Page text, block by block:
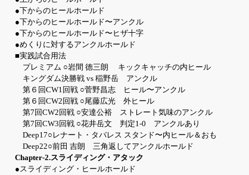
●下からのヒールホールド
●下からのヒールホールド〜アンクル
●下からのヒールホールド〜ヒザ十字
●めくりに対するアンクルホールド
■実践試合用法
プレミアム ○岩間 徳三朗 キックキャッチの内ヒール
キングダム決勝戦 vs 稲野岳 アンクル
第６回CW1回戦 ○菅野昌志 ヒール〜アンクル
第６回CW2回戦 ○尾藤広光 外ヒール
第7回CW2回戦 ○安達公裕 ストレート気味のアンクル
第7回CW3回戦 ○花井岳文 判定1-0 アンクルあり
Deep17○レナート・タバレス スタンド〜内ヒール＆おも
Deep22○前田 吉朗 三角返してアンクルホールド
Chapter-2.スライディング・アタック
●スライディング・ヒールホールド